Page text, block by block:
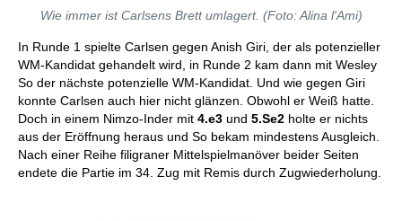
Wie immer ist Carlsens Brett umlagert. (Foto: Alina l'Ami)
In Runde 1 spielte Carlsen gegen Anish Giri, der als potenzieller
WM-Kandidat gehandelt wird, in Runde 2 kam dann mit Wesley
So der nächste potenzielle WM-Kandidat. Und wie gegen Giri
konnte Carlsen auch hier nicht glänzen. Obwohl er Weiß hatte.
Doch in einem Nimzo-Inder mit 4.e3 und 5.Se2 holte er nichts
aus der Eröffnung heraus und So bekam mindestens Ausgleich.
Nach einer Reihe filigraner Mittelspielmanöver beider Seiten
endete die Partie im 34. Zug mit Remis durch Zugwiederholung.